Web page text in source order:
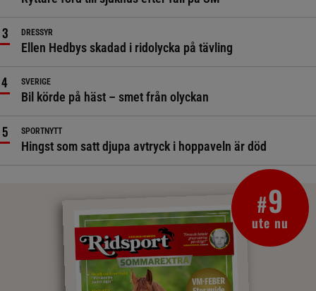
DRESSYR
Ellen Hedbys skadad i ridolycka på tävling
SVERIGE
Bil körde på häst – smet från olyckan
SPORTNYTT
Hingst som satt djupa avtryck i hoppaveln är död
#9
ute nu